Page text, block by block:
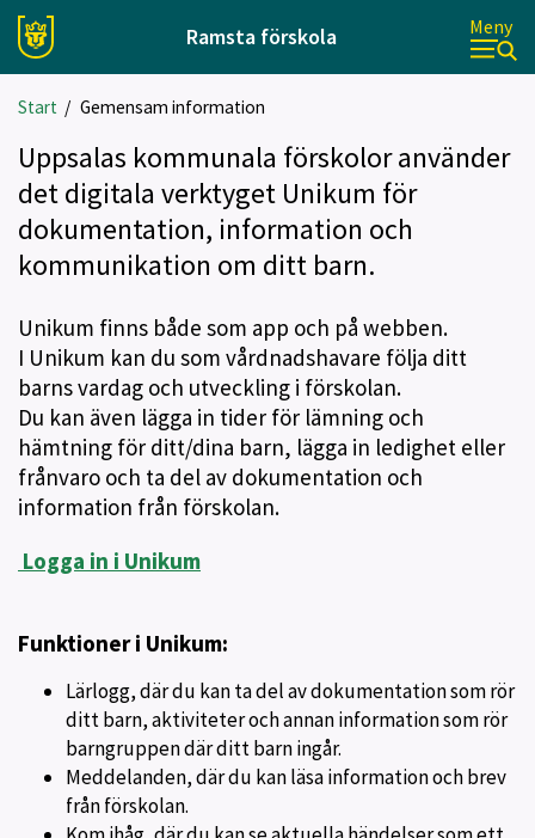
Ramsta förskola Meny
Start / Gemensam information
Uppsalas kommunala förskolor använder
det digitala verktyget Unikum för
dokumentation, information och
kommunikation om ditt barn.
Unikum finns både som app och på webben.
I Unikum kan du som vårdnadshavare följa ditt
barns vardag och utveckling i förskolan.
Du kan även lägga in tider för lämning och
hämtning för ditt/dina barn, lägga in ledighet eller
frånvaro och ta del av dokumentation och
information från förskolan.
Logga in i Unikum
Funktioner i Unikum:
Lärlogg, där du kan ta del av dokumentation som rör
ditt barn, aktiviteter och annan information som rör
barngruppen där ditt barn ingår.
Meddelanden, där du kan läsa information och brev
från förskolan.